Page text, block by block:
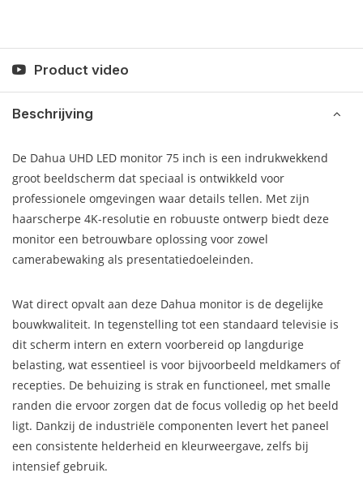
Product video
Beschrijving
De Dahua UHD LED monitor 75 inch is een indrukwekkend
groot beeldscherm dat speciaal is ontwikkeld voor
professionele omgevingen waar details tellen. Met zijn
haarscherpe 4K-resolutie en robuuste ontwerp biedt deze
monitor een betrouwbare oplossing voor zowel
camerabewaking als presentatiedoeleinden.
Wat direct opvalt aan deze Dahua monitor is de degelijke
bouwkwaliteit. In tegenstelling tot een standaard televisie is
dit scherm intern en extern voorbereid op langdurige
belasting, wat essentieel is voor bijvoorbeeld meldkamers of
recepties. De behuizing is strak en functioneel, met smalle
randen die ervoor zorgen dat de focus volledig op het beeld
ligt. Dankzij de industriële componenten levert het paneel
een consistente helderheid en kleurweergave, zelfs bij
intensief gebruik.